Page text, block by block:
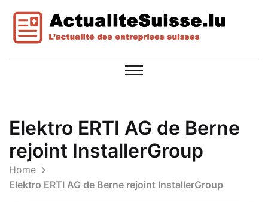
Elektro ERTI AG de Berne
rejoint InstallerGroup
Home
Elektro ERTI AG de Berne rejoint InstallerGroup